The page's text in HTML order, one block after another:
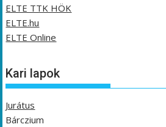
ELTE TTK HÖK
ELTE.hu
ELTE Online
Kari lapok
Jurátus
Bárczium